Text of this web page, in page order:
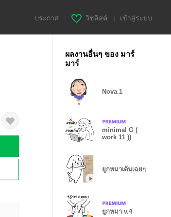
ประกาศ วิชลิสต์ เข้าสู่ระบบ
ผลงานอื่นๆ ของ มาร์
มาร์
Nova.1
minimal G (
work 11 ))
ยูกหมาเต้นเฉยๆ
ยูกหมา v.4